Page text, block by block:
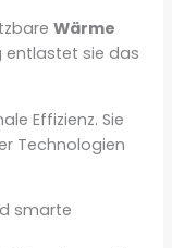
Wärme
entlastet sie das
Effizienz. Sie
Technologien
smarte